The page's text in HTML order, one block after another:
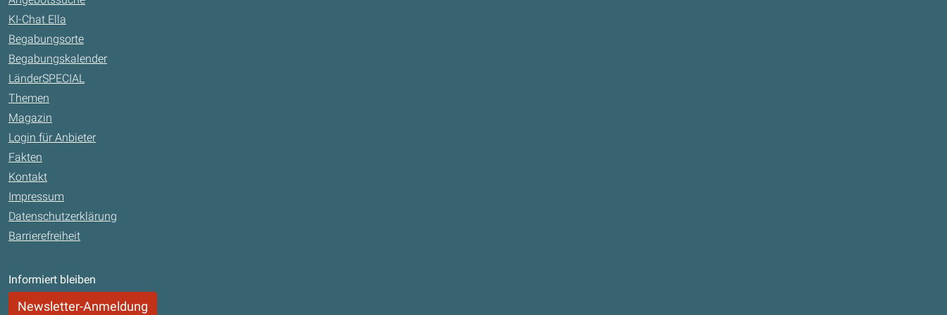
KI-Chat Ella
Begabungsorte
Begabungskalender
LänderSPECIAL
Themen
Magazin
Login für Anbieter
Fakten
Kontakt
Impressum
Datenschutzerklärung
Barrierefreiheit
Informiert bleiben
Newsletter-Anmeldung